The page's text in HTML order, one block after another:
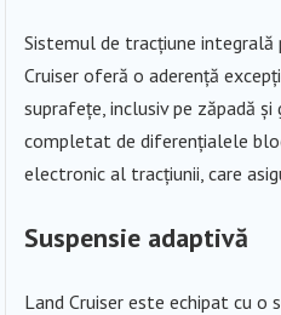
Sistemul de tracțiune
Cruiser oferă o aderență
suprafețe, inclusiv pe zăpadă
completat de diferențialele
electronic al tracțiunii, care
Suspensie adaptivă
Land Cruiser este echipat cu o